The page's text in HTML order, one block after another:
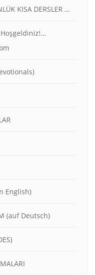
KISA DERSLER …
Hoşgeldiniz!…
English)
(auf Deutsch)